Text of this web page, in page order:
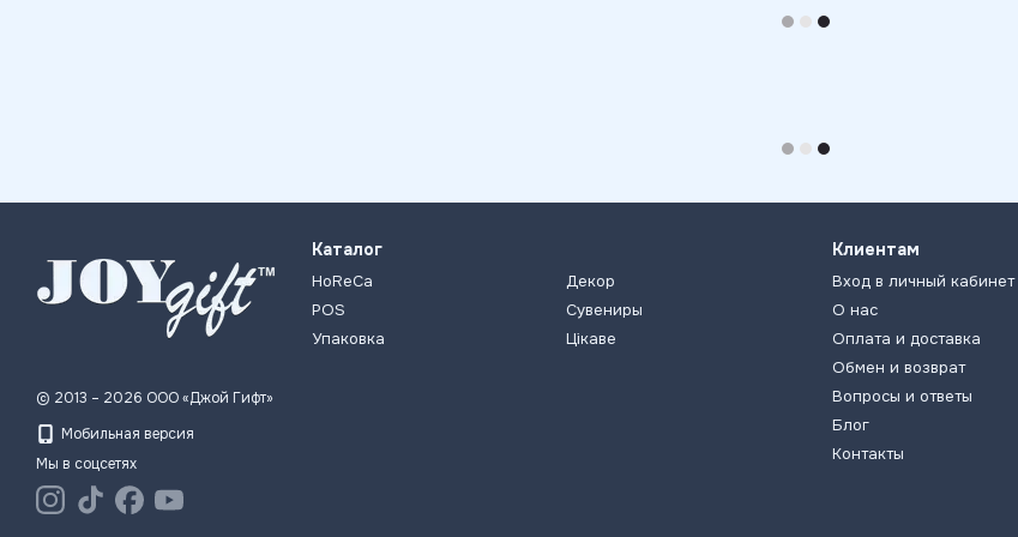
© 2013 – 2026 ООО «Джой Гифт»
Мобильная версия
Мы в соцсетях
Каталог
HoReCa
POS
Упаковка
Декор
Сувениры
Цікаве
Клиентам
Вход в личный кабинет
О нас
Оплата и доставка
Обмен и возврат
Вопросы и ответы
Блог
Контакты